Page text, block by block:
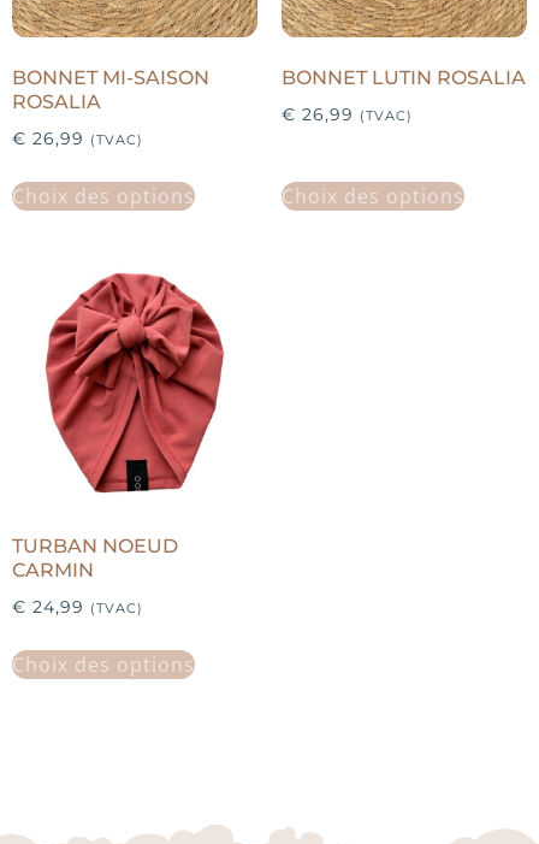
BONNET MI-SAISON
ROSALIA
€ 26,99 (TVAC)
Choix des options
BONNET LUTIN ROSALIA
€ 26,99 (TVAC)
Choix des options
TURBAN NOEUD
CARMIN
€ 24,99 (TVAC)
Choix des options